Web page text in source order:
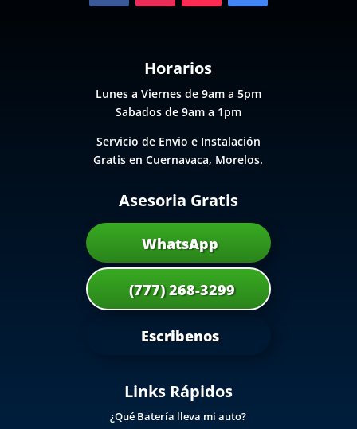
Horarios
Lunes a Viernes de 9am a 5pm
Sabados de 9am a 1pm
Servicio de Envio e Instalación
Gratis en Cuernavaca, Morelos.
Asesoria Gratis
WhatsApp
(777) 268-3299
Escribenos
Links Rápidos
¿Qué Batería lleva mi auto?